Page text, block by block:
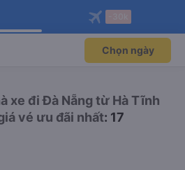
Vexere ngay!
thành viên độc
Mở app
đặt vé máy bay qua
Mở app
Chọn ngày
xe đi Đà Nẵng từ Hà Tĩnh
vé ưu đãi nhất: 17